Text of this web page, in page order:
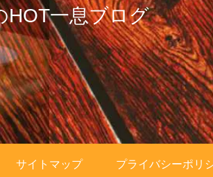
HOT一息ブログ
サイトマップ プライバシーポリ